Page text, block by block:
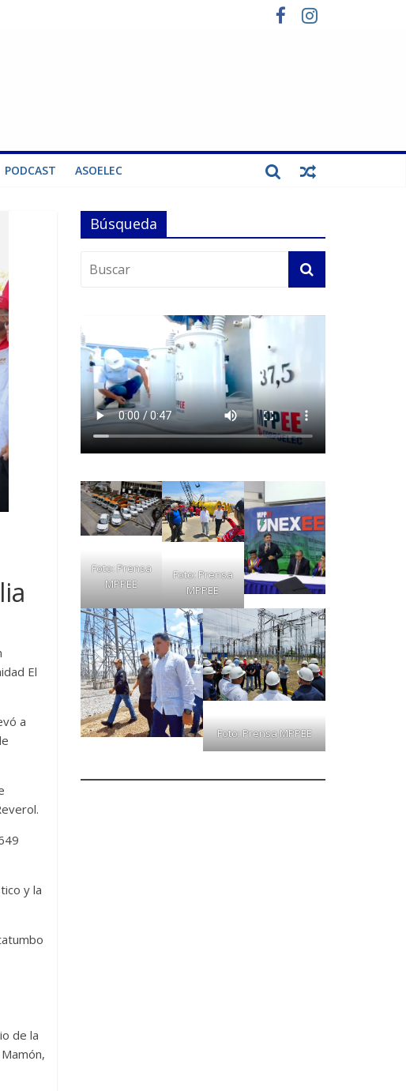
PODCAST ASOELEC
El
a
y la
de la
Búsqueda
Foto: Prensa
MPPEE
Foto: Prensa
MPPEE
Foto: Prensa MPPEE